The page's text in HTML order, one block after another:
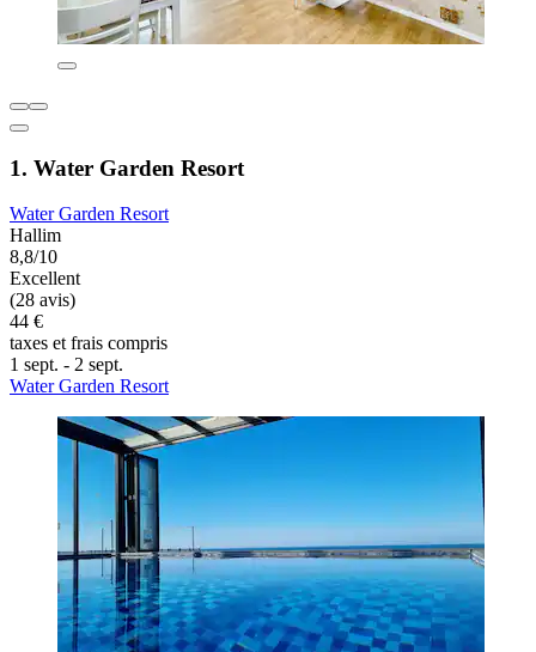
1. Water Garden Resort
Water Garden Resort
Hallim
8,8/10
Excellent
(28 avis)
44 €
taxes et frais compris
1 sept. - 2 sept.
Water Garden Resort